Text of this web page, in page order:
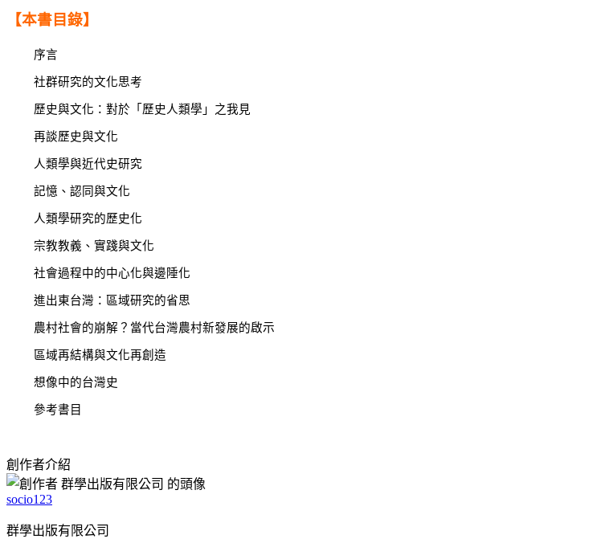
【本書目錄】
序言
社群研究的文化思考
歷史與文化：對於「歷史人類學」之我見
再談歷史與文化
人類學與近代史研究
記憶、認同與文化
人類學研究的歷史化
宗教教義、實踐與文化
社會過程中的中心化與邊陲化
進出東台灣：區域研究的省思
農村社會的崩解？當代台灣農村新發展的啟示
區域再結構與文化再創造
想像中的台灣史
參考書目
創作者介紹
socio123
群學出版有限公司